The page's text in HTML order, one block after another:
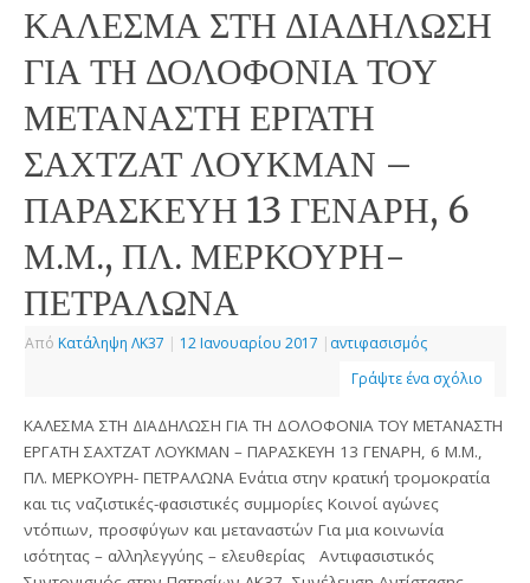
ΚΑΛΕΣΜΑ ΣΤΗ ΔΙΑΔΗΛΩΣΗ
ΓΙΑ ΤΗ ΔΟΛΟΦΟΝΙΑ ΤΟΥ
ΜΕΤΑΝΑΣΤΗ ΕΡΓΑΤΗ
ΣΑΧΤΖΑΤ ΛΟΥΚΜΑΝ –
ΠΑΡΑΣΚΕΥΗ 13 ΓΕΝΑΡΗ, 6
Μ.Μ., ΠΛ. ΜΕΡΚΟΥΡΗ-
ΠΕΤΡΑΛΩΝΑ
Από Κατάληψη ΛΚ37 | 12 Ιανουαρίου 2017 | αντιφασισμός
Γράψτε ένα σχόλιο
ΚΑΛΕΣΜΑ ΣΤΗ ΔΙΑΔΗΛΩΣΗ ΓΙΑ ΤΗ ΔΟΛΟΦΟΝΙΑ ΤΟΥ ΜΕΤΑΝΑΣΤΗ
ΕΡΓΑΤΗ ΣΑΧΤΖΑΤ ΛΟΥΚΜΑΝ – ΠΑΡΑΣΚΕΥΗ 13 ΓΕΝΑΡΗ, 6 Μ.Μ.,
ΠΛ. ΜΕΡΚΟΥΡΗ- ΠΕΤΡΑΛΩΝΑ Ενάτια στην κρατική τρομοκρατία
και τις ναζιστικές-φασιστικές συμμορίες Κοινοί αγώνες
ντόπιων, προσφύγων και μεταναστών Για μια κοινωνία
ισότητας – αλληλεγγύης – ελευθερίας Αντιφασιστικός